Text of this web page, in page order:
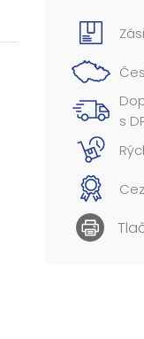
výskumu
akým je
Formát: A4
Rozmer:
Varovanie:
Uvedená
s